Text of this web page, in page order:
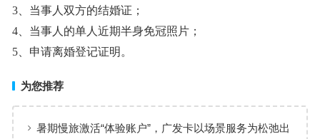
3、当事人双方的结婚证；
4、当事人的单人近期半身免冠照片；
5、申请离婚登记证明。
为您推荐
暑期慢旅激活“体验账户”，广发卡以场景服务为松弛出